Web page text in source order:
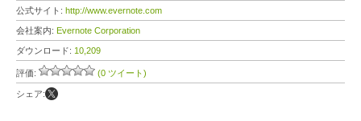
公式サイト: http://www.evernote.com
会社案内: Evernote Corporation
ダウンロード: 10,209
評価: (0 ツイート)
シェア: